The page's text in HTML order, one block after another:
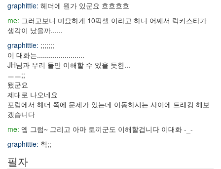
graphittie: 헤더에 뭔가 있군요 흐흐흐흐
me: 그러고보니 미묘하게 10픽셀 이라고 하니 어째서 럭키스타가
생각이 났을까......
graphittie: ;;;;;;;
이 대화는........................
JH님과 우리 둘만 이해할 수 있을 듯한...
ㅡㅡ;;
됐군요
제대로 나오네요
포럼에서 헤더 쪽에 문제가 있는데 이동하시는 사이에 트래킹 해보
겠습니다
me: 옙 그럼~ 그리고 아마 토끼군도 이해할겁니다 이대화 -_-
graphittie: 헉;;
필자
써
시
간
플
러
그
인
1.1.2
Django
기
념
PHP4